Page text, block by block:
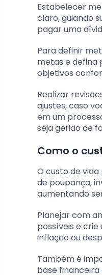
Estabelecer
claro, guiando
pagar uma
Para definir
metas e defina
objetivos
Realizar
ajustes, caso
em um
seja gerido de
Como o
O custo de
de poupança,
aumentando
Planejar com
possíveis e
inflação ou
Também é
base